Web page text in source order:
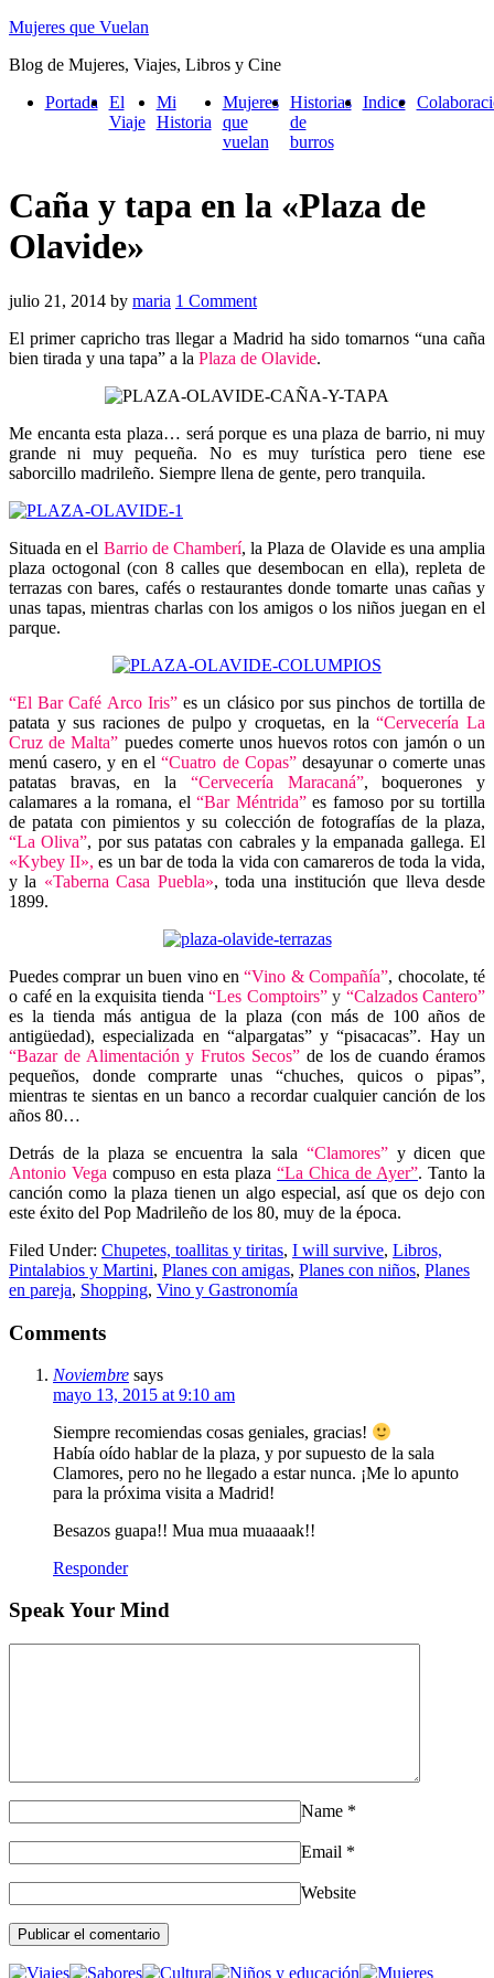
Mujeres que Vuelan
Blog de Mujeres, Viajes, Libros y Cine
Portada
El
Viaje
Mi
Historia
Mujeres
que
vuelan
Historias
de
burros
Indice
Caña y tapa en la «Plaza de
Olavide»
julio 21, 2014 by maria 1 Comment
El primer capricho tras llegar a Madrid ha sido tomarnos “una caña
bien tirada y una tapa” a la Plaza de Olavide.
Me encanta esta plaza… será porque es una plaza de barrio, ni muy
grande ni muy pequeña. No es muy turística pero tiene ese
saborcillo madrileño. Siempre llena de gente, pero tranquila.
Situada en el Barrio de Chamberí, la Plaza de Olavide es una amplia
plaza octogonal (con 8 calles que desembocan en ella), repleta de
terrazas con bares, cafés o restaurantes donde tomarte unas cañas y
unas tapas, mientras charlas con los amigos o los niños juegan en el
parque.
“El Bar Café Arco Iris”es un clásico por sus pinchos de tortilla de
patata y sus raciones de pulpo y croquetas, en la“Cervecería La
Cruz de Malta” puedes comerte unos huevos rotos con jamón o un
menú casero, y en el“Cuatro de Copas”desayunar o comerte unas
patatas bravas, en la “Cervecería Maracaná”, boquerones y
calamares a la romana, el“Bar Méntrida”es famoso por su tortilla
de patata con pimientos y su colección de fotografías de la plaza,
“La Oliva”, por sus patatas con cabrales y la empanada gallega. El
«Kybey II», es un bar de toda la vida con camareros de toda la vida,
y la «Taberna Casa Puebla», toda una institución que lleva desde
1899.
Puedes comprar un buen vino en“Vino & Compañía”, chocolate, té
o café en la exquisita tienda “Les Comptoirs” y “Calzados Cantero”
es la tienda más antigua de la plaza (con más de 100 años de
antigüedad), especializada en “alpargatas” y “pisacacas”. Hay un
“Bazar de Alimentación y Frutos Secos” de los de cuando éramos
pequeños, donde comprarte unas “chuches, quicos o pipas”,
mientras te sientas en un banco a recordar cualquier canción de los
años 80…
Detrás de la plaza se encuentra la sala“Clamores” y dicen que
Antonio Vega compuso en esta plaza “La Chica de Ayer”. Tanto la
canción como la plaza tienen un algo especial, así que os dejo con
este éxito del Pop Madrileño de los 80, muy de la época.
Filed Under: Chupetes, toallitas y tiritas, I will survive, Libros,
Pintalabios y Martini, Planes con amigas, Planes con niños, Planes
en pareja, Shopping, Vino y Gastronomía
Comments
Noviembre says
mayo 13, 2015 at 9:10 am
Siempre recomiendas cosas geniales, gracias!
Había oído hablar de la plaza, y por supuesto de la sala
Clamores, pero no he llegado a estar nunca. ¡Me lo apunto
para la próxima visita a Madrid!
Besazos guapa!! Mua mua muaaaak!!
Responder
Speak Your Mind
Name *
Email *
Website